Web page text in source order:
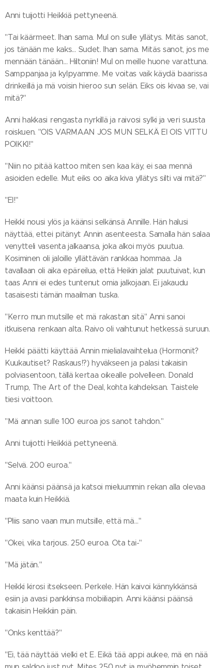
Anni tuijotti Heikkiä pettyneenä.
"Tai käärmeet. Ihan sama. Mul on sulle yllätys. Mitäs sanot,
jos tänään me kaks… Sudet. Ihan sama. Mitäs sanot, jos me
mennään tänään… Hiltoniin! Mul on meille huone varattuna.
Samppanjaa ja kylpyamme. Me voitas vaik käydä baarissa
drinkeillä ja mä voisin hieroo sun selän. Eiks ois kivaa se, vai
mitä?"
Anni hakkasi rengasta nyrkillä ja raivosi sylki ja veri suusta
roiskuen. "OIS VARMAAN JOS MUN SELKÄ EI OIS VITTU
POIKKI!"
"Niin no pitää kattoo miten sen kaa käy, ei saa mennä
asioiden edelle. Mut eiks oo aika kiva yllätys silti vai mitä?"
"EI!"
Heikki nousi ylös ja käänsi selkänsä Annille. Hän halusi
näyttää, ettei pitänyt Annin asenteesta. Samalla hän salaa
venytteli vasenta jalkaansa, joka alkoi myös puutua.
Kosiminen oli jaloille yllättävän rankkaa hommaa. Ja
tavallaan oli aika epäreilua, että Heikin jalat puutuivat, kun
taas Anni ei edes tuntenut omia jalkojaan. Ei jakaudu
tasaisesti tämän maailman tuska.
"Kerro mun mutsille et mä rakastan sitä" Anni sanoi
itkuisena renkaan alta. Raivo oli vaihtunut hetkessä suruun.
Heikki päätti käyttää Annin mielialavaihtelua (Hormonit?
Kuukautiset? Raskaus!?) hyväkseen ja palasi takaisin
polviasentoon, tällä kertaa oikealle polvelleen. Donald
Trump, The Art of the Deal, kohta kahdeksan. Taistele
tiesi voittoon.
"Mä annan sulle 100 euroa jos sanot tahdon."
Anni tuijotti Heikkiä pettyneenä.
"Selvä. 200 euroa."
Anni käänsi päänsä ja katsoi mieluummin rekan alla olevaa
maata kuin Heikkiä.
"Pliis sano vaan mun mutsille, että mä…"
"Okei, vika tarjous. 250 euroa. Ota tai-"
"Mä jätän."
Heikki kirosi itsekseen. Perkele. Hän kaivoi kännykkänsä
esiin ja avasi pankkinsa mobiiliapin. Anni käänsi päänsä
takaisin Heikkiin päin.
"Onks kenttää?"
"Ei, tää näyttää vielki et E. Eikä tää appi aukee, mä en nää